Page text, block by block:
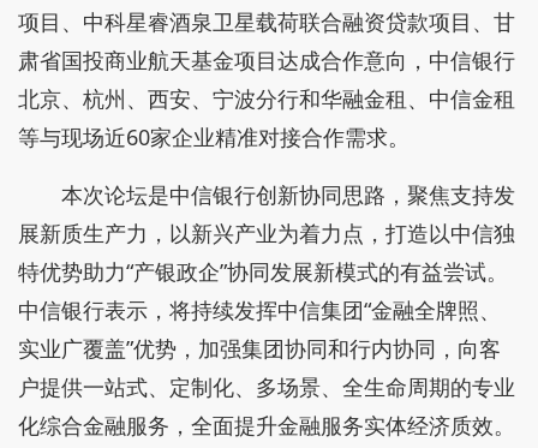
项目、中科星睿酒泉卫星载荷联合融资贷款项目、甘
肃省国投商业航天基金项目达成合作意向，中信银行
北京、杭州、西安、宁波分行和华融金租、中信金租
等与现场近60家企业精准对接合作需求。
本次论坛是中信银行创新协同思路，聚焦支持发
展新质生产力，以新兴产业为着力点，打造以中信独
特优势助力“产银政企”协同发展新模式的有益尝试。
中信银行表示，将持续发挥中信集团“金融全牌照、
实业广覆盖”优势，加强集团协同和行内协同，向客
户提供一站式、定制化、多场景、全生命周期的专业
化综合金融服务，全面提升金融服务实体经济质效。